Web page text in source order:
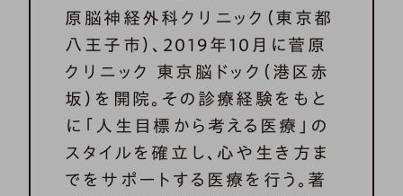
原脳神経外科クリニック（東京都
八王子市）、2019年10月に菅原
クリニック 東京脳ドック（港区赤
坂）を開院。その診療経験をもと
に「人生目標から考える医療」の
スタイルを確立し、心や生き方ま
でをサポートする医療を行う。著